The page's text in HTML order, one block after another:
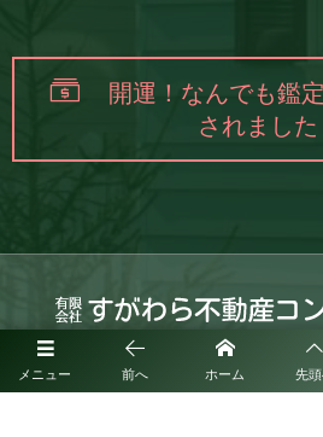
メニュー 前へ ホーム 先
開運！なんでも鑑
されました
福岡県筑紫野市紫1丁目